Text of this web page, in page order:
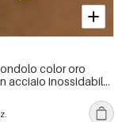
color oro
acciaio inossidabile
1 pezzo